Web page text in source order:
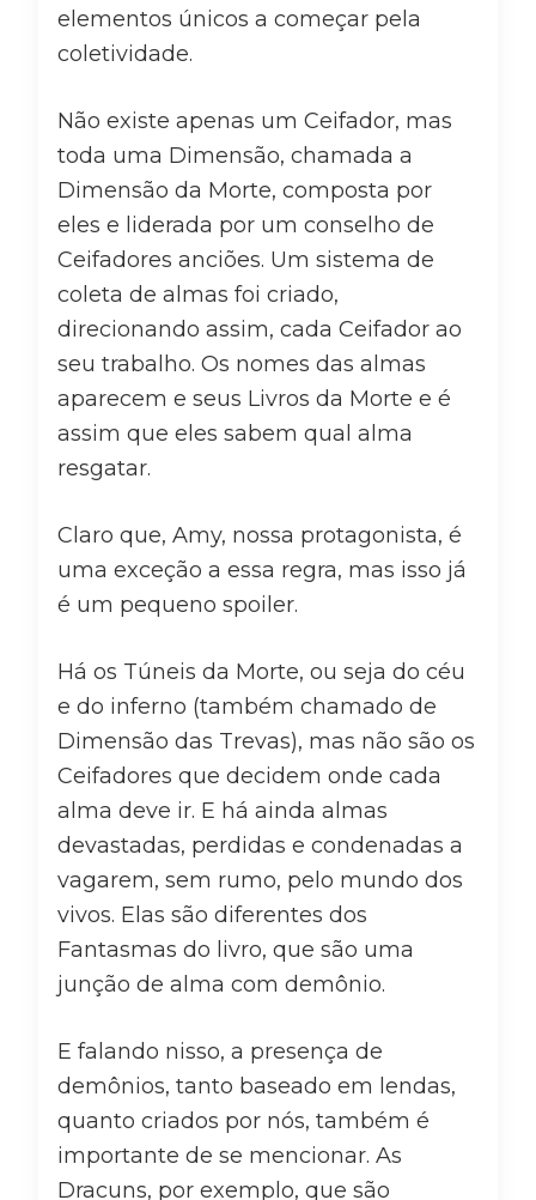
elementos únicos a começar pela
coletividade.
Não existe apenas um Ceifador, mas
toda uma Dimensão, chamada a
Dimensão da Morte, composta por
eles e liderada por um conselho de
Ceifadores anciões. Um sistema de
coleta de almas foi criado,
direcionando assim, cada Ceifador ao
seu trabalho. Os nomes das almas
aparecem e seus Livros da Morte e é
assim que eles sabem qual alma
resgatar.
Claro que, Amy, nossa protagonista, é
uma exceção a essa regra, mas isso já
é um pequeno spoiler.
Há os Túneis da Morte, ou seja do céu
e do inferno (também chamado de
Dimensão das Trevas), mas não são os
Ceifadores que decidem onde cada
alma deve ir. E há ainda almas
devastadas, perdidas e condenadas a
vagarem, sem rumo, pelo mundo dos
vivos. Elas são diferentes dos
Fantasmas do livro, que são uma
junção de alma com demônio.
E falando nisso, a presença de
demônios, tanto baseado em lendas,
quanto criados por nós, também é
importante de se mencionar. As
Dracuns, por exemplo, que são